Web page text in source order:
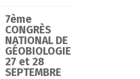
7ème
CONGRÈS
NATIONAL DE
GÉOBIOLOGIE
27 et 28
SEPTEMBRE